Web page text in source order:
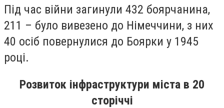
Під час війни загинули 432 боярчанина,
211 – було вивезено до Німеччини, з них
40 осіб повернулися до Боярки у 1945
році.
Розвиток інфраструктури міста в 20
сторіччі